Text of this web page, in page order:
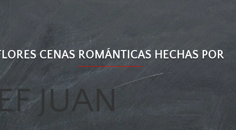
CENAS ROMÁNTICAS HECHAS POR
JUAN